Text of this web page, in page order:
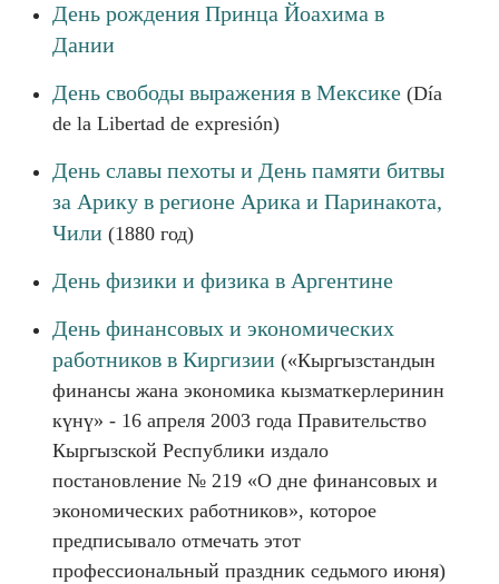
День рождения Принца Йоахима в
Дании
День свободы выражения в Мексике (Día
de la Libertad de expresión)
День славы пехоты и День памяти битвы
за Арику в регионе Арика и Паринакота,
Чили (1880 год)
День физики и физика в Аргентине
День финансовых и экономических
работников в Киргизии («Кыргызстандын
финансы жана экономика кызматкерлеринин
күнү» - 16 апреля 2003 года Правительство
Кыргызской Республики издало
постановление № 219 «О дне финансовых и
экономических работников», которое
предписывало отмечать этот
профессиональный праздник седьмого июня)